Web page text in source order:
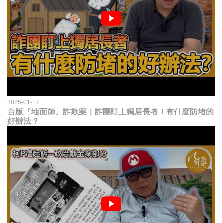
2025-01-17
台版「地面師」詐欺案｜詐團盯上獨居長者！有什麼防堵的
好辦法？